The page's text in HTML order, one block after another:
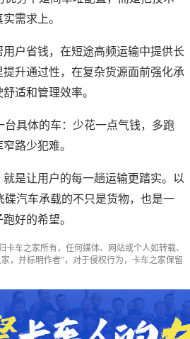
需求上。
户省钱，在短途高频运输中提供长
升通过性，在复杂货源面前强化承
适和管理效率。
具体的车：少花一点气钱，多跑
路少犯难。
是让用户的每一趟运输更踏实。以
碟汽车承载的不只是货物，也是一
好的希望。
卡车之家所有，任何媒体、网站或个人如转载、
，并标明作者”，对于侵权行为，卡车之家保留